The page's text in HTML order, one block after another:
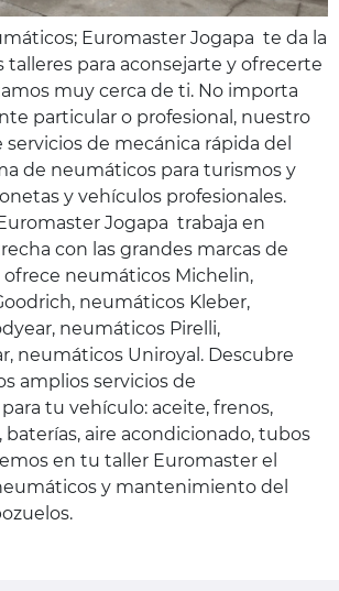
Euromaster Jogapa te da la
talleres para aconsejarte y ofrecerte
muy cerca de ti. No importa
particular o profesional, nuestro
de mecánica rápida del
de neumáticos para turismos y
y vehículos profesionales.
Jogapa trabaja en
con las grandes marcas de
neumáticos Michelin,
neumáticos Kleber,
neumáticos Pirelli,
neumáticos Uniroyal. Descubre
amplios servicios de
tu vehículo: aceite, frenos,
aire acondicionado, tubos
en tu taller Euromaster el
y mantenimiento del